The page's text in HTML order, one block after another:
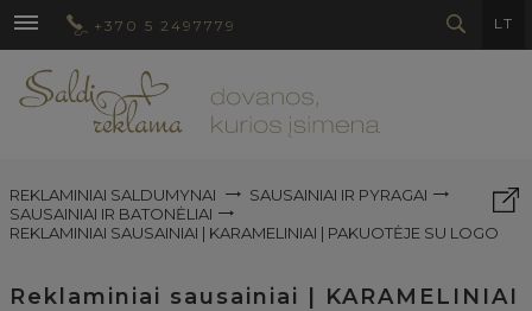
+370 5 2497779 LT
REKLAMINIAI SALDUMYNAI
SAUSAINIAI IR PYRAGAI
SAUSAINIAI IR BATONĖLIAI
REKLAMINIAI SAUSAINIAI | KARAMELINIAI | PAKUOTĖJE SU LOGO
Reklaminiai sausainiai | KARAMELINIAI